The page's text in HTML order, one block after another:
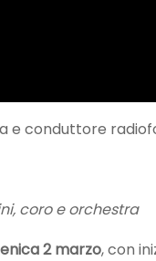
e conduttore
coro e orchestra
2 marzo, con